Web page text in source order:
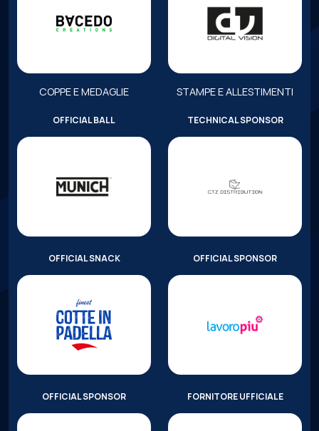
COPPE E MEDAGLIE STAMPE E ALLESTIMENTI
OFFICIAL BALL TECHNICAL SPONSOR
OFFICIAL SNACK OFFICIAL SPONSOR
OFFICIAL SPONSOR FORNITORE UFFICIALE